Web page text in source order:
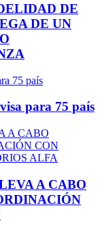
DE
DE UN
para 75 país
A CABO